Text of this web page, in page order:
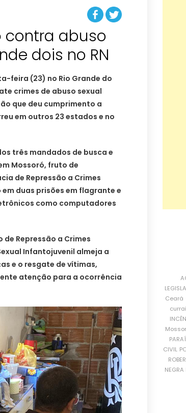
contra abuso
dois no RN
feira (23) no Rio Grande do
crimes de abuso sexual
que deu cumprimento a
em outros 23 estados e no
três mandados de busca e
Mossoró, fruto de
de Repressão a Crimes
duas prisões em flagrante e
como computadores
Repressão a Crimes
Infantojuvenil almeja a
e o resgate de vítimas,
atenção para a ocorrência
Ceará
CIVIL
NEGRA